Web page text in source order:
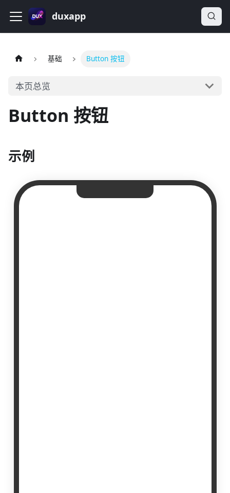
duxapp
基础 Button 按钮
本页总览
Button 按钮
示例